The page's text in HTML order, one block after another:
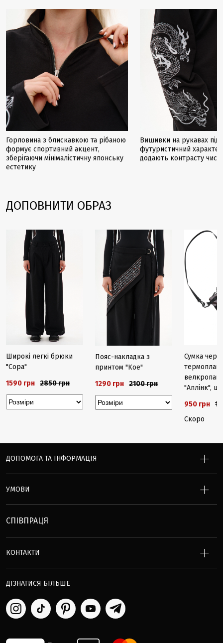
Горловина з блискавкою та рібаною
формує спортивний акцент,
зберігаючи мінімалістичну японську
естетику
Вишивки на рукавах
футуристичний
додають контрасту
ДОПОВНИТИ ОБРАЗ
Широкі легкі брюки
"Сора"
1590 грн 2850 грн
Пояс-накладка з
принтом "Koe"
1290 грн 2100 грн
Сумка
"Аплінк",
950 грн
Скоро
ДОПОМОГА ТА ІНФОРМАЦІЯ
УМОВИ
СПІВПРАЦЯ
КОНТАКТИ
ДІЗНАТИСЯ БІЛЬШЕ